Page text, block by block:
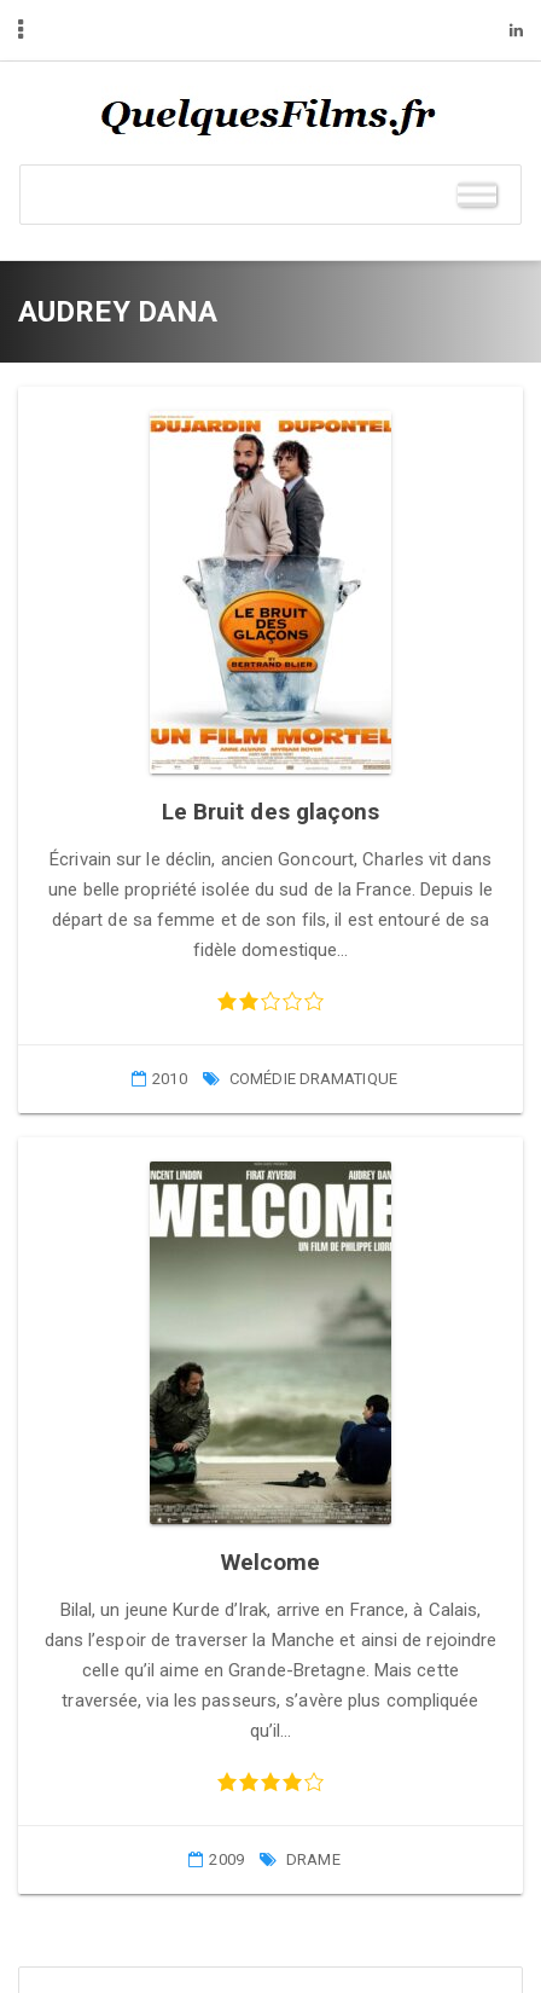
AUDREY DANA
Le Bruit des glaçons
Écrivain sur le déclin, ancien Goncourt, Charles vit dans
une belle propriété isolée du sud de la France. Depuis le
départ de sa femme et de son fils, il est entouré de sa
fidèle domestique…
2010 COMÉDIE DRAMATIQUE
Welcome
Bilal, un jeune Kurde d’Irak, arrive en France, à Calais,
dans l’espoir de traverser la Manche et ainsi de rejoindre
celle qu’il aime en Grande-Bretagne. Mais cette
traversée, via les passeurs, s’avère plus compliquée
qu’il…
2009 DRAME